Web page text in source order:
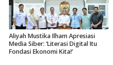
Aliyah Mustika Ilham Apresiasi
Media Siber: ‘Literasi Digital Itu
Fondasi Ekonomi Kita!’